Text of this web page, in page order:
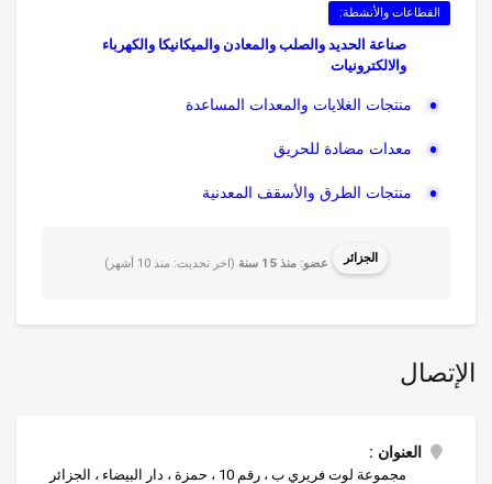
القطاعات والأنشطة:
صناعة الحديد والصلب والمعادن والميكانيكا والكهرباء
والالكترونيات
منتجات الغلايات والمعدات المساعدة
معدات مضادة للحريق
منتجات الطرق والأسقف المعدنية
الجزائر عضو: منذ 15 سنة (اخر تحديث: منذ 10 أشهر)
الإتصال
العنوان :
مجموعة لوت فريري ب ، رقم 10 ، حمزة ، دار البيضاء ، الجزائر